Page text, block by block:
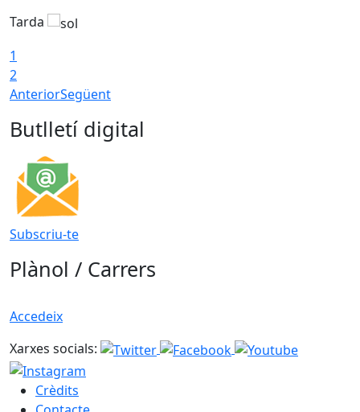
Tarda
1
2
AnteriorSegüent
Butlletí digital
Subscriu-te
Plànol / Carrers
Accedeix
Xarxes socials:
Crèdits